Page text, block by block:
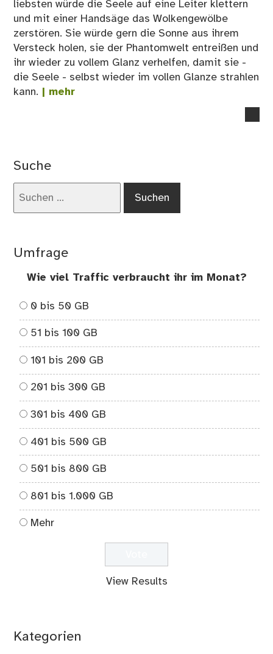
liebsten würde die Seele auf eine Leiter klettern
und mit einer Handsäge das Wolkengewölbe
zerstören. Sie würde gern die Sonne aus ihrem
Versteck holen, sie der Phantomwelt entreißen und
ihr wieder zu vollem Glanz verhelfen, damit sie -
die Seele - selbst wieder im vollen Glanze strahlen
kann. | mehr
Suche
Umfrage
Wie viel Traffic verbraucht ihr im Monat?
0 bis 50 GB
51 bis 100 GB
101 bis 200 GB
201 bis 300 GB
301 bis 400 GB
401 bis 500 GB
501 bis 800 GB
801 bis 1.000 GB
Mehr
View Results
Kategorien